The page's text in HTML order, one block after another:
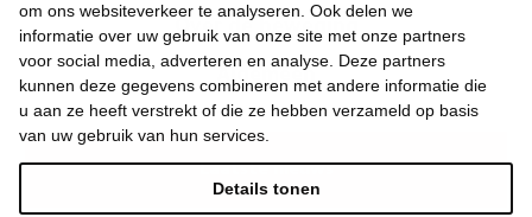
om ons websiteverkeer te analyseren. Ook delen we
informatie over uw gebruik van onze site met onze partners
voor social media, adverteren en analyse. Deze partners
kunnen deze gegevens combineren met andere informatie die
u aan ze heeft verstrekt of die ze hebben verzameld op basis
van uw gebruik van hun services.
Details tonen
Over de beweging
Algemeen
Laatste nieuws